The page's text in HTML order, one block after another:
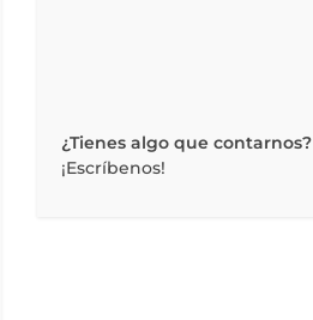
¿Tienes algo que contarnos?
¡Escríbenos!